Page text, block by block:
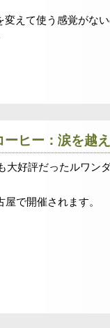
変えて使う感覚がな
ーヒー：涙を越
大好評だったルワン
で開催されます。